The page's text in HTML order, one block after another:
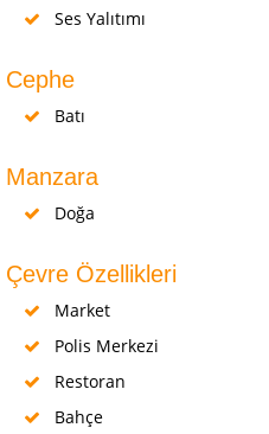
Ses Yalıtımı
Cephe
Batı
Manzara
Doğa
Çevre Özellikleri
Market
Polis Merkezi
Restoran
Bahçe